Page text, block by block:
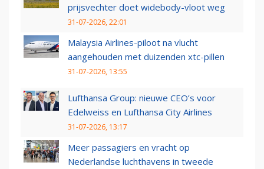
prijsvechter doet widebody-vloot weg
31-07-2026, 22:01
Malaysia Airlines-piloot na vlucht
aangehouden met duizenden xtc-pillen
31-07-2026, 13:55
Lufthansa Group: nieuwe CEO’s voor
Edelweiss en Lufthansa City Airlines
31-07-2026, 13:17
Meer passagiers en vracht op
Nederlandse luchthavens in tweede